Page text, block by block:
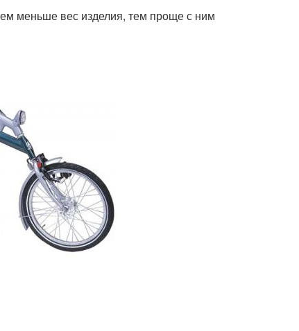
меньше вес изделия, тем проще с ним